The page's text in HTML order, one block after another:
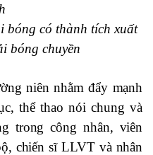
bóng có thành tích xuất
bóng chuyền
nhằm đẩy mạnh
thể thao nói chung và
trong công nhân, viên
chiến sĩ LLVT và nhân